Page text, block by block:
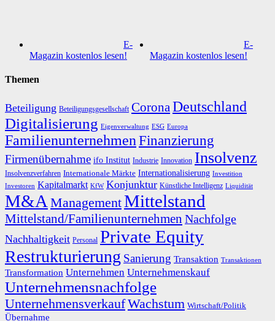
E-
Magazin kostenlos lesen!
E-
Magazin kostenlos lesen!
Themen
Beteiligung Beteiligungsgesellschaft Corona Deutschland
Digitalisierung Eigenverwaltung ESG Europa
Familienunternehmen Finanzierung
Firmenübernahme ifo Institut Industrie Innovation Insolvenz
Insolvenzverfahren Internationale Märkte Internationalisierung Investition
Investoren Kapitalmarkt KfW Konjunktur Künstliche Intelligenz Liquidität
M&A ManagementMittelstand
Mittelstand/Familienunternehmen Nachfolge
Nachhaltigkeit Personal Private Equity
Restrukturierung Sanierung Transaktion Transaktionen
Transformation Unternehmen Unternehmenskauf
Unternehmensnachfolge
UnternehmensverkaufWachstum Wirtschaft/Politik
Übernahme